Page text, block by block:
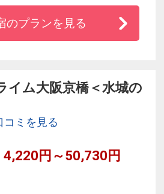
園にも近く、大阪城ホール
のプランを見る
イム大阪京橋＜水城の
コミを見る
4,220円～50,730円